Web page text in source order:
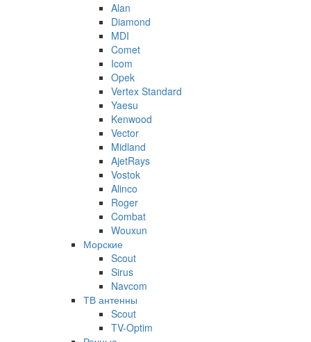
Alan
Diamond
MDI
Comet
Icom
Opek
Vertex Standard
Yaesu
Kenwood
Vector
Midland
AjetRays
Vostok
Alinco
Roger
Combat
Wouxun
Морские
Scout
Sirus
Navcom
ТВ антенны
Scout
TV-Optim